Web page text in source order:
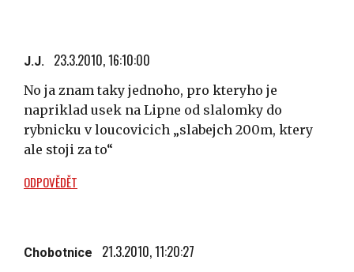
J.J. 23.3.2010, 16:10:00
No ja znam taky jednoho, pro kteryho je
napriklad usek na Lipne od slalomky do
rybnicku v loucovicich „slabejch 200m, ktery
ale stoji za to“
ODPOVĚDĚT
Chobotnice 21.3.2010, 11:20:27